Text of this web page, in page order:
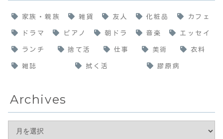
家族・親族 雑貨 友人 化粧品 カフェ
ドラマ ピアノ 朝ドラ 音楽 エッセイ
ランチ 捨て活 仕事 美術 衣料
雑誌 拭く活 膠原病
Archives